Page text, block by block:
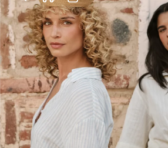
Total de artículos en el carrito: 0